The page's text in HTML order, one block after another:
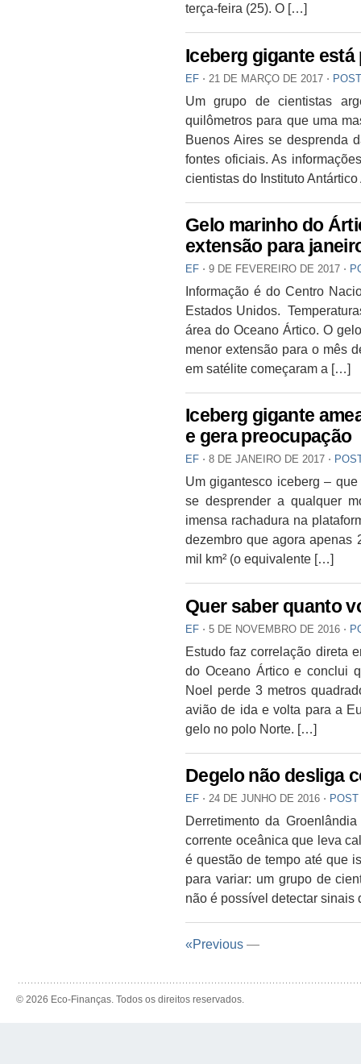
terça-feira (25). O […]
Iceberg gigante
EF ⋅ 21 DE MARÇO DE 2017 ⋅
Um grupo de cientistas
quilômetros para que uma
Buenos Aires se desprenda
fontes oficiais. As
cientistas do Instituto
Gelo marinho do
extensão para
EF ⋅ 9 DE FEVEREIRO DE 2017 ⋅
Informação é do Centro
Estados Unidos.
área do Oceano Ártico. O
menor extensão para o mês
em satélite começaram a […]
Iceberg gigante
e gera preocupação
EF ⋅ 8 DE JANEIRO DE 2017 ⋅
Um gigantesco iceberg –
se desprender a qualquer
imensa rachadura na
dezembro que agora apenas
mil km² (o equivalente […]
Quer saber quanto
EF ⋅ 5 DE NOVEMBRO DE 2016 ⋅
Estudo faz correlação direta
do Oceano Ártico e conclui
Noel perde 3 metros
avião de ida e volta para a
gelo no polo Norte. […]
Degelo não desliga
EF ⋅ 24 DE JUNHO DE 2016 ⋅
Derretimento da
corrente oceânica que leva
é questão de tempo até que
para variar: um grupo de
não é possível detectar
«Previous —
© 2026 Eco-Finanças. Todos os direitos reservados.